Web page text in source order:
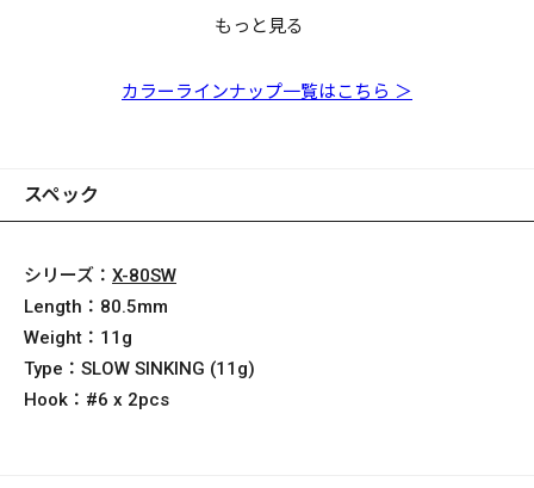
ワシ
シロ
バ
もっと見る
カラーラインナップ一覧はこちら ＞
スペック
シリーズ： X-80SW
Length： 80.5mm
Weight： 11g
Type： SLOW SINKING (11g)
Hook： #6 x 2pcs